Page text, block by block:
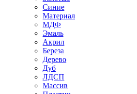
Синие
Материал
МДФ
Эмаль
Акрил
Береза
Дерево
Дуб
ЛДСП
Массив